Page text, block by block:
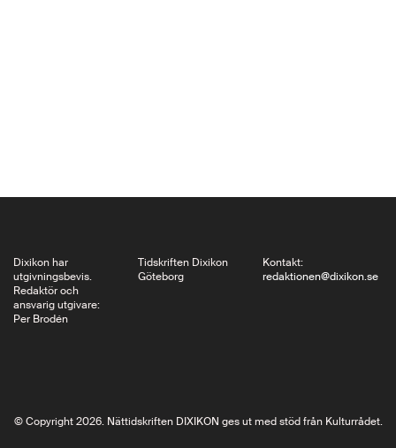
Dixikon har
utgivningsbevis.
Redaktör och
ansvarig utgivare:
Per Brodén
Tidskriften Dixikon
Göteborg
Kontakt:
redaktionen@dixikon.se
© Copyright 2026. Nättidskriften DIXIKON ges ut med stöd från Kulturrådet.